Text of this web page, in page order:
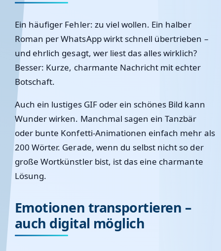
Ein häufiger Fehler: zu viel wollen. Ein halber
Roman per WhatsApp wirkt schnell übertrieben –
und ehrlich gesagt, wer liest das alles wirklich?
Besser: Kurze, charmante Nachricht mit echter
Botschaft.
Auch ein lustiges GIF oder ein schönes Bild kann
Wunder wirken. Manchmal sagen ein Tanzbär
oder bunte Konfetti-Animationen einfach mehr als
200 Wörter. Gerade, wenn du selbst nicht so der
große Wortkünstler bist, ist das eine charmante
Lösung.
Emotionen transportieren –
auch digital möglich